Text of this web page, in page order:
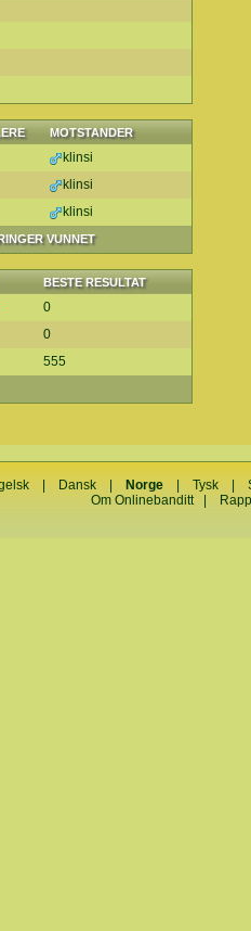
MOTSTANDER
VUNNET
klinsi
klinsi
klinsi
BESTE RESULTAT
0
0
555
Dansk Norge |Tysk |
Om Onlinebanditt|